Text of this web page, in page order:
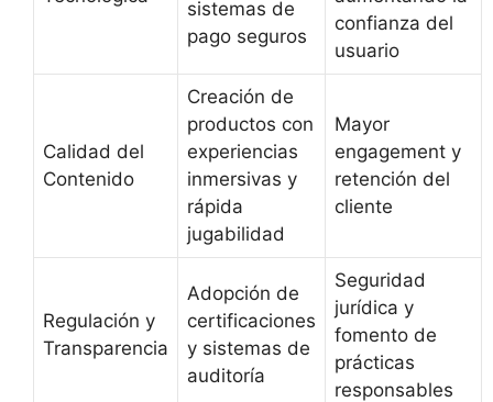
sistemas de
pago seguros
confianza del
usuario
Calidad del
Contenido
Creación de
productos con
experiencias
inmersivas y
rápida
jugabilidad
Mayor
engagement y
retención del
cliente
Regulación y
Transparencia
Adopción de
certificaciones
y sistemas de
auditoría
Seguridad
jurídica y
fomento de
prácticas
responsables